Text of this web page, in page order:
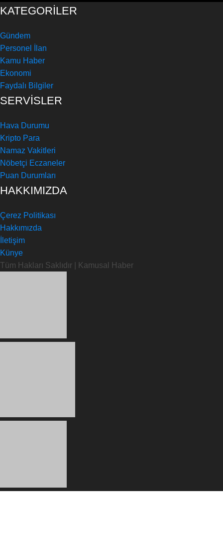
KATEGORİLER
Gündem
Personel İlan
Kamu Haber
Ekonomi
Faydalı Bilgiler
SERVİSLER
Hava Durumu
Kripto Para
Namaz Vakitleri
Nöbetçi Eczaneler
Puan Durumları
HAKKIMIZDA
Çerez Politikası
Hakkımızda
İletişim
Künye
Tüm Hakları Saklıdır | Kamusal Haber